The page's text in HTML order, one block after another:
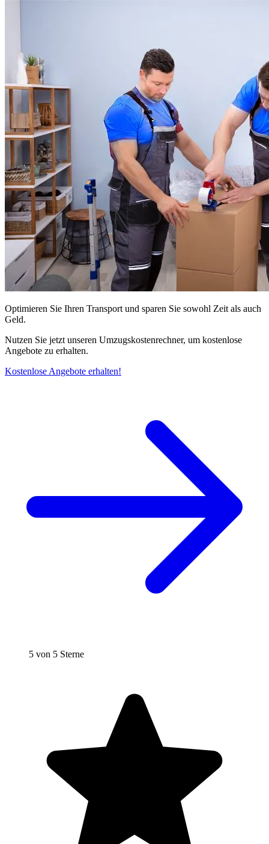
Optimieren Sie Ihren Transport und sparen Sie sowohl Zeit als auch
Geld.
Nutzen Sie jetzt unseren Umzugskostenrechner, um kostenlose
Angebote zu erhalten.
Kostenlose Angebote erhalten!
5 von 5 Sterne